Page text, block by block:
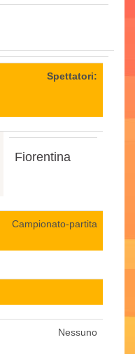
Spettatori:
Fiorentina
Campionato-partita
Nessuno